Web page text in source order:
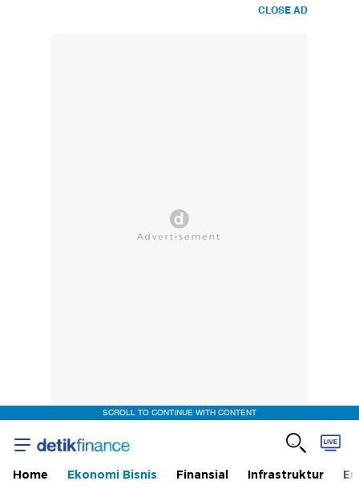
CLOSE AD
SCROLL TO CONTINUE WITH CONTENT
Home Ekonomi Bisnis Finansial Infrastruktur